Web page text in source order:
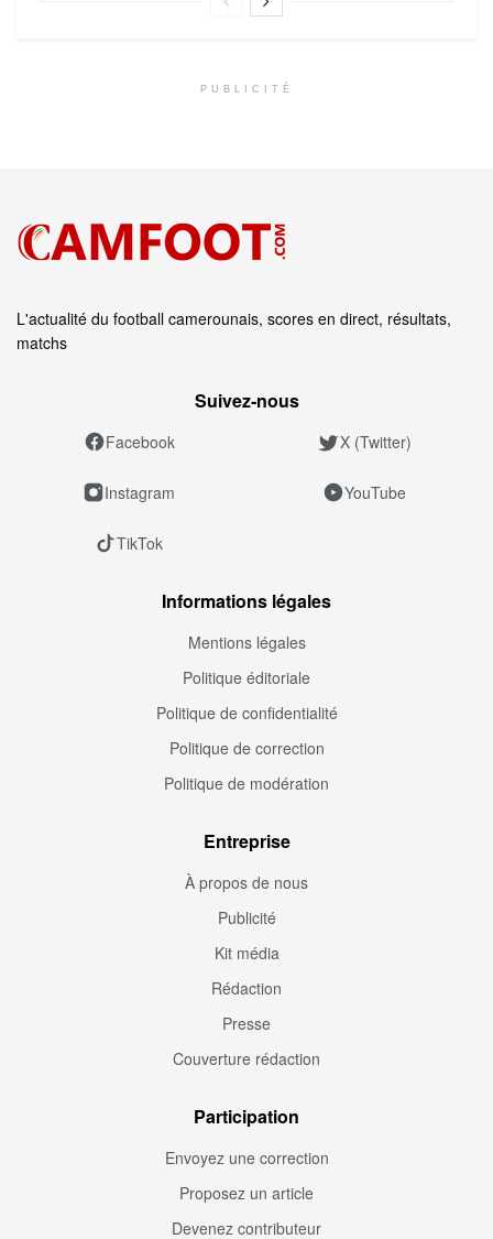
PUBLICITÉ
L'actualité du football camerounais, scores en direct, résultats,
matchs
Suivez‑nous
Facebook X (Twitter)
Instagram YouTube
TikTok
Informations légales
Mentions légales
Politique éditoriale
Politique de confidentialité
Politique de correction
Politique de modération
Entreprise
À propos de nous
Publicité
Kit média
Rédaction
Presse
Couverture rédaction
Participation
Envoyez une correction
Proposez un article
Devenez contributeur